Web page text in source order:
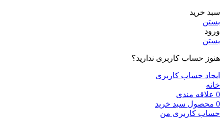
سبد خرید
بستن
ورود
بستن
هنوز حساب کاربری ندارید؟
ایجاد حساب کاربری
خانه
0 علاقه مندی
0 محصول سبد خرید
حساب کاربری من